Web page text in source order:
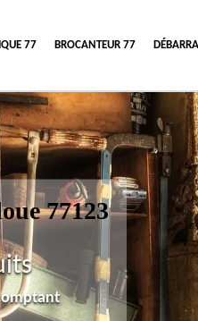
77 BROCANTEUR 77
77123